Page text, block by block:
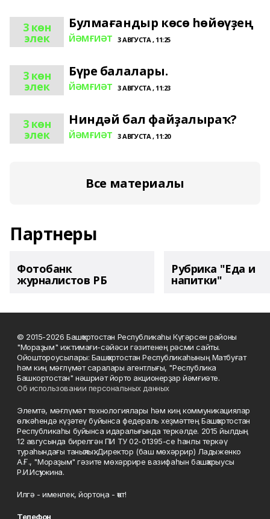
3 көн
элек
Булмағандыр көсө һөйөүҙең
ЙӘМҒИӘТ 3 АВГУСТА , 11:25
3 көн
элек
Бүре балалары.
ЙӘМҒИӘТ 3 АВГУСТА , 11:23
3 көн
элек
Ниндәй бал файҙалыраҡ?
ЙӘМҒИӘТ 3 АВГУСТА , 11:20
Все материалы
Партнеры
Фотобанк
журналистов РБ
Рубрика "Еда и
напитки"
© 2015-2026 Башҡортостан Республикаһы Күгәрсен районы
"Мораҙым" ижтимағи-сәйәси гәзитенең рәсми сайты.
Ойоштороусылары: Башҡортостан Республикаһының Матбуғат
һәм киң мәғлүмәт саралары агентлығы, "Республика
Башкортостан" нәшриәт йорто акционерҙар йәмғиәте.
Об использовании персональных данных
Элемтә, мәғлүмәт технологиялары һәм киң коммуникациялар
өлкәһендә күҙәтеү буйынса федераль хеҙмәттең Башҡортостан
Республикаһы буйынса идаралығында теркәлде. 2015 йылдың
12 авгусында бирелгән ПИ ТУ 02-01395-се һанлы теркәү
тураһындағы таныҡлыҡ. Директор (баш мөхәррир) Ладыженко
А.Ғ., "Мораҙым" гәзите мөхәррире вазифаһын башҡарыусы
Р.И.Исҡужина.
Илгә - именлек, йортоңа - ҡот!
Телефон